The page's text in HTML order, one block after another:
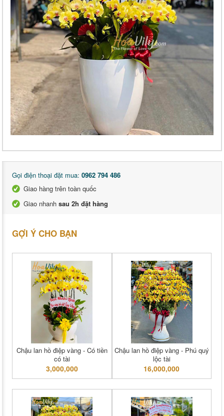
Gọi điện thoại đặt mua: 0962 794 486
Giao hàng trên toàn quốc
Giao nhanh sau 2h đặt hàng
GỢI Ý CHO BẠN
Chậu lan hồ điệp vàng - Có tiền
có tài
3,000,000
Chậu lan hồ điệp vàng - Phú quý
lộc tài
16,000,000